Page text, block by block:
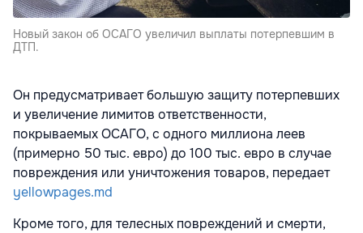
Новый закон об ОСАГО увеличил выплаты потерпевшим в
ДТП.
Он предусматривает большую защиту потерпевших
и увеличение лимитов ответственности,
покрываемых ОСАГО, с одного миллиона леев
(примерно 50 тыс. евро) до 100 тыс. евро в случае
повреждения или уничтожения товаров, передает
yellowpages.md
Кроме того, для телесных повреждений и смерти,